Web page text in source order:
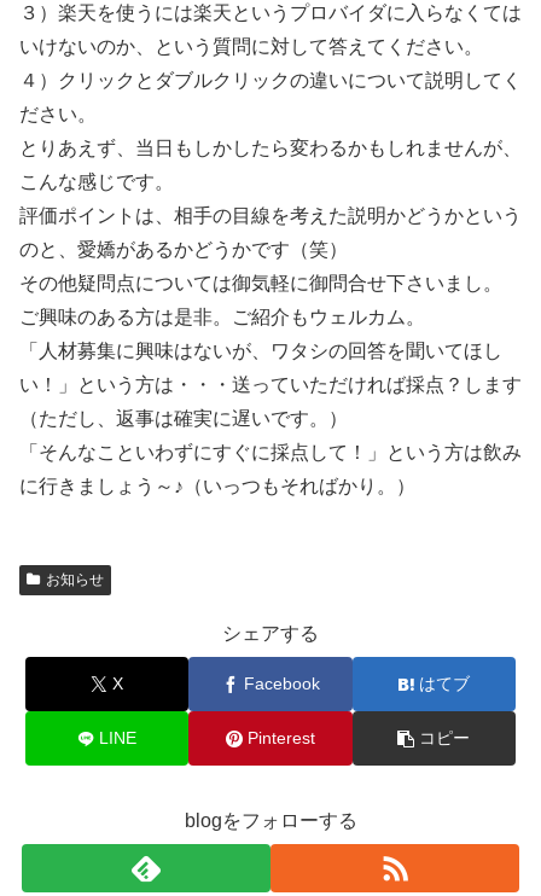
３）楽天を使うには楽天というプロバイダに入らなくては
いけないのか、という質問に対して答えてください。
４）クリックとダブルクリックの違いについて説明してく
ださい。
とりあえず、当日もしかしたら変わるかもしれませんが、
こんな感じです。
評価ポイントは、相手の目線を考えた説明かどうかという
のと、愛嬌があるかどうかです（笑）
その他疑問点については御気軽に御問合せ下さいまし。
ご興味のある方は是非。ご紹介もウェルカム。
「人材募集に興味はないが、ワタシの回答を聞いてほし
い！」という方は・・・送っていただければ採点？します
（ただし、返事は確実に遅いです。）
「そんなこといわずにすぐに採点して！」という方は飲み
に行きましょう～♪（いっつもそればかり。）
お知らせ
シェアする
X Facebook はてブ
LINE Pinterest コピー
blogをフォローする